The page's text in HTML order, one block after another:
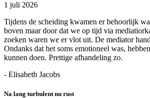
1 juli 2026
Tijdens de scheiding kwamen er behoorlijk
boven maar door dat we op tijd via
zoeken waren we er vlot uit. De mediator
Ondanks dat het soms emotioneel was,
kunnen doen. Prettige afhandeling zo.
- Elisabeth Jacobs
Na lang turbulent nu rust